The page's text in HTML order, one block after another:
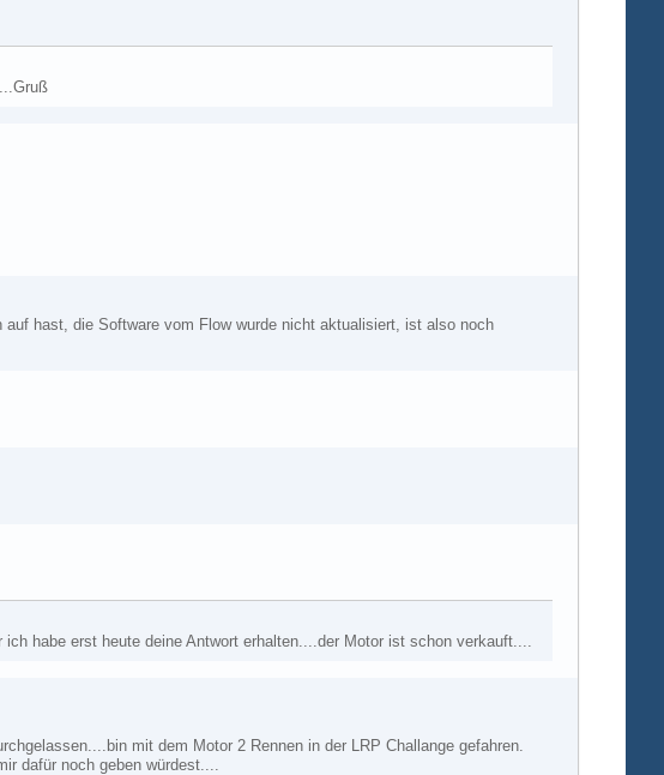
hast, die Software vom Flow wurde nicht aktualisiert, ist also noch
habe erst heute deine Antwort erhalten....der Motor ist schon verkauft....
mit dem Motor 2 Rennen in der LRP Challange gefahren.
dafür noch geben würdest....